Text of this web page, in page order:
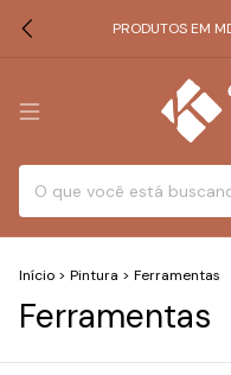
PRODUTOS EM
Início > Pintura > Ferramentas
Ferramentas